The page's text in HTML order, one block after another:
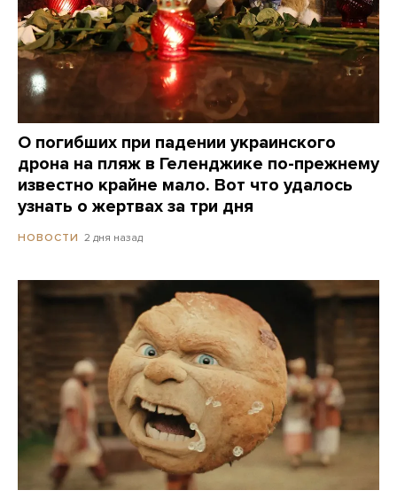
О погибших при падении украинского
дрона на пляж в Геленджике по-прежнему
известно крайне мало. Вот что удалось
узнать о жертвах за три дня
НОВОСТИ 2 дня назад